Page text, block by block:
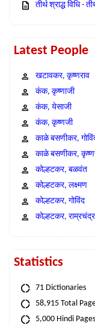
तीर्थ श्राद्ध विधि -
Latest People
खटावकर, कृष्णराव
कंक, कृष्णाजी
कंक, येसाजी
कंक, कृष्णजी
काळे बसणीकर,
काळे बसणीकर,
कोल्हटकर, बळवंत
कोल्हटकर, लक्ष्मण
कोल्हटकर, गोविंद
कोल्हटकर, राम्रचंद्र
Statistics
71 Dictionaries
58,915 Total
5,000 Hindi Pages